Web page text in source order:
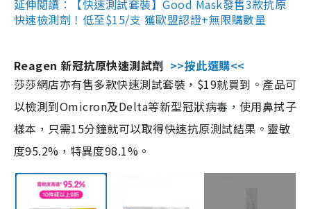
延伸閱讀：【快速測試套裝】Good Mask發售3款抗原
快速檢測劑！低至$15/支 獲歐盟認證+無限購數量
Reagen 新冠抗原快速測試劑 >>按此選購<<
莎莎網店亦有售多款快速測試套裝，$19就買到。產品可
以檢測到Omicron及Delta等新型冠狀病毒，使用鼻拭子
樣本，只需15分鐘就可以取得快速抗原測試結果。靈敏
度95.2%，特異度98.1%。